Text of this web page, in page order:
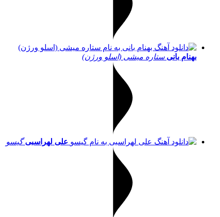
بهنام بانی ستاره میشی (اسلو ورژن)
علی لهراسبی گیسو